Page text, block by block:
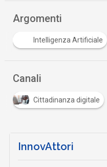
Argomenti
Intelligenza Artificiale
Canali
Cittadinanza digitale
InnovAttori